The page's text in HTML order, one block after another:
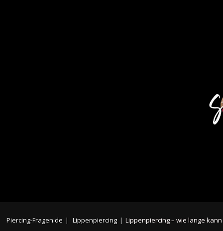
Piercing-Fragen.de | Lippenpiercing | Lippenpiercing – wie lange